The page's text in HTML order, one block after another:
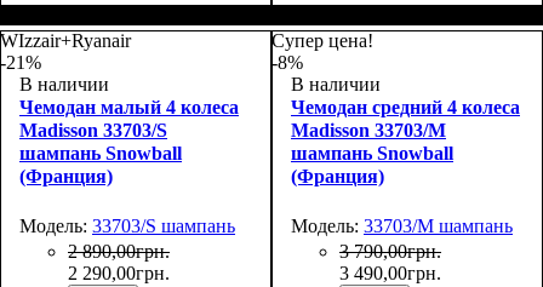
66х44х27
75х50х30
WIzzair+Ryanair
-21%
В наличии
Чемодан малый 4 колеса
Madisson 33703/S
шампань Snowball
(Франция)
Модель: 33703/S шампань
2 890,00грн.
2 290,00грн.
Супер цена!
-8%
В наличии
Чемодан средний 4 колеса
Madisson 33703/M
шампань Snowball
(Франция)
Модель: 33703/M шампань
3 790,00грн.
3 490,00грн.